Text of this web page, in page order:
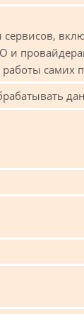
и
самих